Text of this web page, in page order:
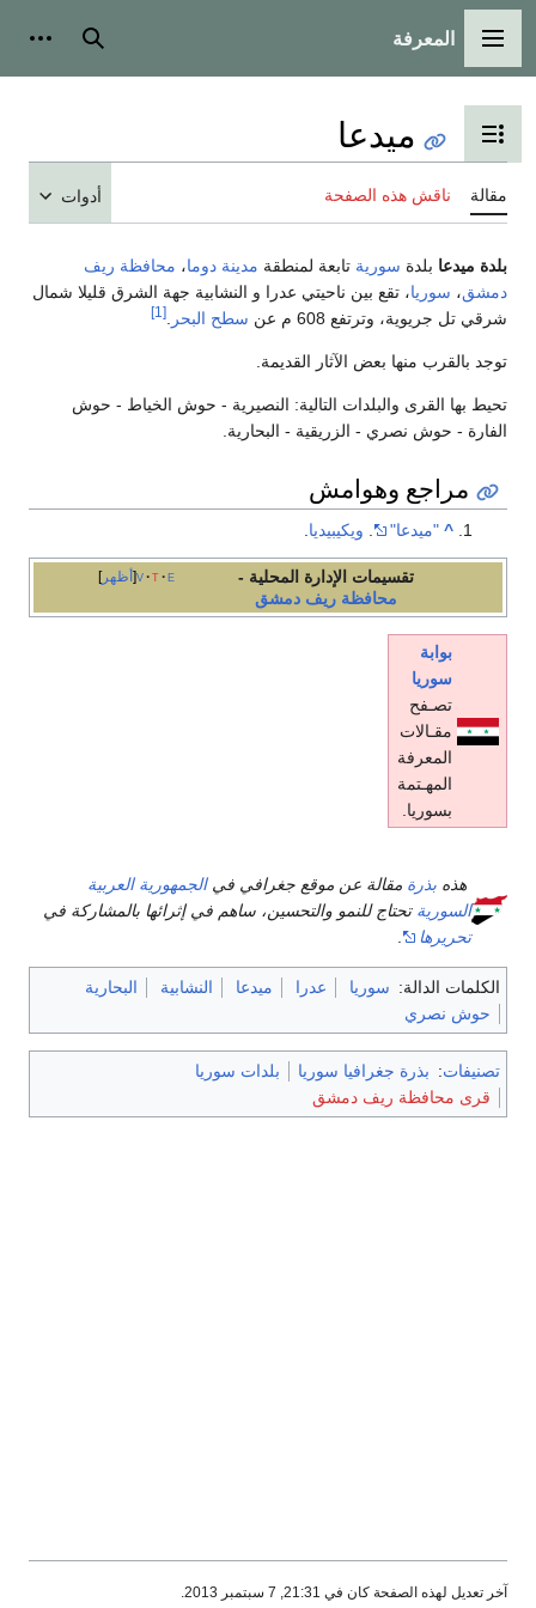
القائمة الرئيسية
المعرفة بحث
تبديل عرض جدول المحتويات
ميدعا
مقالة ناقش هذه الصفحة أدوات
بلدة ميدعا بلدة سورية تابعة لمنطقة مدينة دوما، محافظة ريف
دمشق، سوريا، تقع بين ناحيتي عدرا و النشابية جهة الشرق قليلا شمال
شرقي تل جريوية، وترتفع 608 م عن
سطح البحر [1]
توجد بالقرب منها بعض الآثار القديمة.
تحيط بها القرى والبلدات التالية: النصيرية - حوش الخياط - حوش
الفارة - حوش نصري - الزريقية - البحارية.
مراجع وهوامش
^ "ميدعا" ويكيبيديا
أظهر v t e
تقسيمات الإدارة المحلية -
محافظة ريف دمشق
بوابة
سوريا
تصـفح
مقـالات
المعرفة
المهـتمة
بسوريا.
هذه بذرة مقالة عن موقع جغرافي فيالجمهورية العربية
السورية تحتاج للنمو والتحسين، ساهم في إثرائها بالمشاركة في
تحريرها
الكلمات الدالة: سوريا عدرا ميدعا النشابية
البحارية
حوش نصري
تصنيفات: بذرة جغرافيا سوريا
بلدات سوريا
قرى محافظة ريف دمشق
آخر تعديل لهذه الصفحة كان في 21:31, 7 سبتمبر 2013.